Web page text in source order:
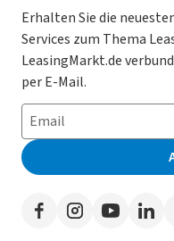
Kooperation mit
AGB
Datenschutz
Impressum
Erklärung zur
Presse
Magazin
Datenschutz-
So funktioniert’s
Häufig gestellte Fragen
Leasing-Lexikon
Auto-Tests
Werben auf
Gebrauchtwagen
Leasing ohne Anzahlung
E-Auto Leasing
Privatleasing
Leasing-Vergleiche
Herstellerverzeichnis
Händlerverzeichnis
Erhalten Sie die
Services zum Thema
LeasingMarkt.de
per E-Mail.